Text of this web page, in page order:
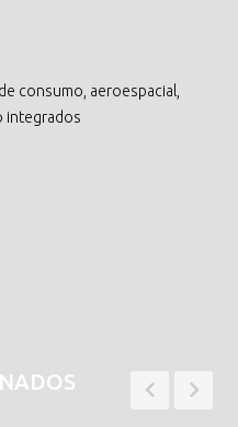
consumo, aeroespacial,
integrados